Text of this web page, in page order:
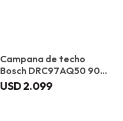
Campana de techo
Bosch DRC97AQ50 90
cm
USD2.099